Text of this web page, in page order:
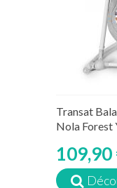
Transat
Nola Forest
109,90